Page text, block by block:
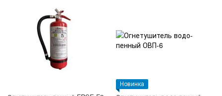
Новинка